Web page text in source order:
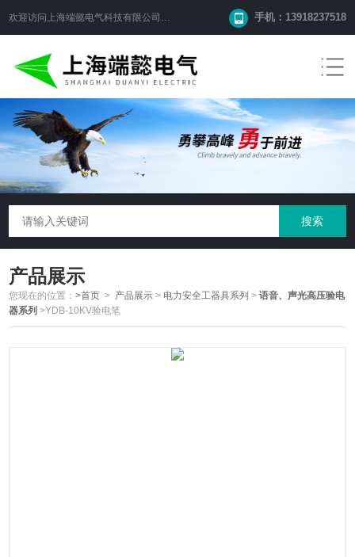
欢迎访问 上海端懿电气科技有限公司 网站！ 手机：13918237518
产品展示
您现在的位置：>首页 > 产品展示 > 电力安全工器具系列 >语音、声光高压验电
器系列 >YDB-10KV验电笔